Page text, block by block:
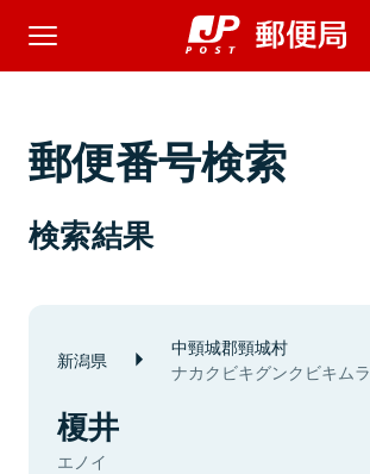
郵便番号検索
検索結果
新潟県 中頸城郡頸城村
ナカクビキグンクビキムラ
榎井
エノイ